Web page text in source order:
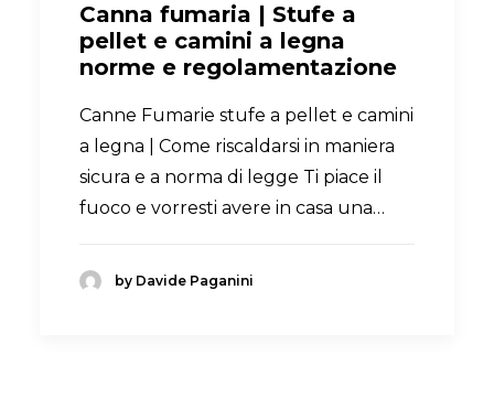
Canna fumaria | Stufe a
pellet e camini a legna
norme e regolamentazione
Canne Fumarie stufe a pellet e camini
a legna | Come riscaldarsi in maniera
sicura e a norma di legge Ti piace il
fuoco e vorresti avere in casa una…
by Davide Paganini